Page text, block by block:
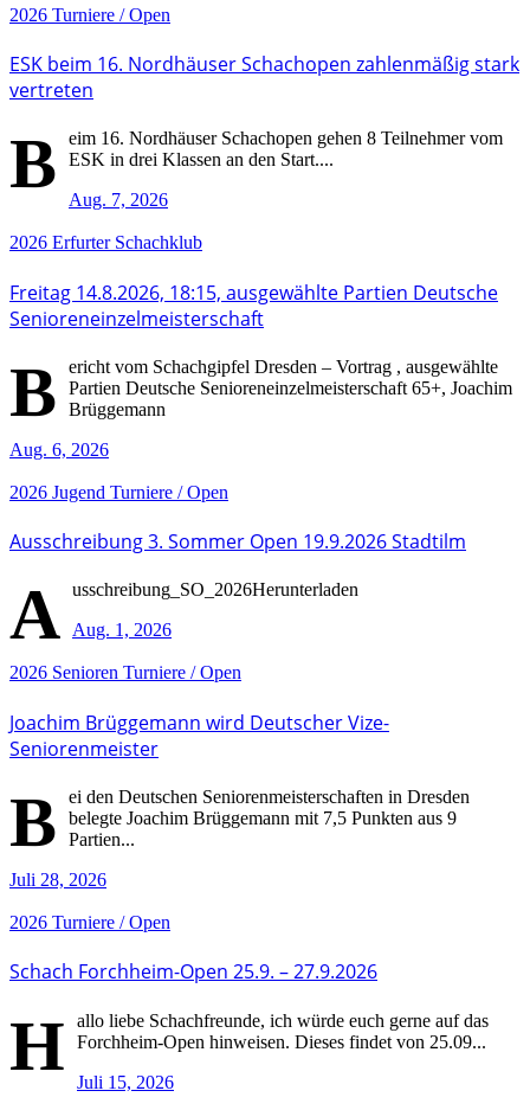
2026 Turniere / Open
ESK beim 16. Nordhäuser Schachopen zahlenmäßig stark
vertreten
B
eim 16. Nordhäuser Schachopen gehen 8 Teilnehmer vom
ESK in drei Klassen an den Start....
Aug. 7, 2026
2026 Erfurter Schachklub
Freitag 14.8.2026, 18:15, ausgewählte Partien Deutsche
Senioreneinzelmeisterschaft
B
ericht vom Schachgipfel Dresden – Vortrag , ausgewählte
Partien Deutsche Senioreneinzelmeisterschaft 65+, Joachim
Brüggemann
Aug. 6, 2026
2026 Jugend Turniere / Open
Ausschreibung 3. Sommer Open 19.9.2026 Stadtilm
A usschreibung_SO_2026Herunterladen
Aug. 1, 2026
2026 Senioren Turniere / Open
Joachim Brüggemann wird Deutscher Vize-
Seniorenmeister
B
ei den Deutschen Seniorenmeisterschaften in Dresden
belegte Joachim Brüggemann mit 7,5 Punkten aus 9
Partien...
Juli 28, 2026
2026 Turniere / Open
Schach Forchheim-Open 25.9. – 27.9.2026
H
allo liebe Schachfreunde, ich würde euch gerne auf das
Forchheim-Open hinweisen. Dieses findet von 25.09...
Juli 15, 2026